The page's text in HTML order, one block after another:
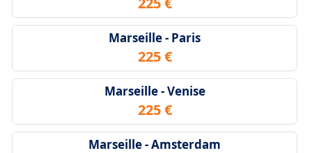
Marseille - Paris
225 €
Marseille - Venise
225 €
Marseille - Amsterdam